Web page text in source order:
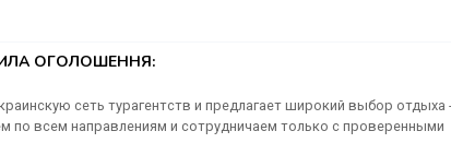
ОГОЛОШЕННЯ:
сеть турагентств и предлагает широкий выбор отдыха
по всем направлениям и сотрудничаем только с проверенными